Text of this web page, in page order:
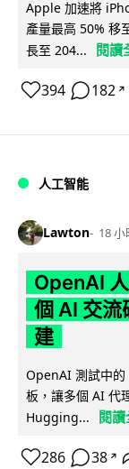
Apple 加速將
產量最高 50% 移
長至 204...
閱讀
394 182 ↗
人工智能
Lawton 18 小
OpenAI
個 AI 交流
建
OpenAI 測試中的
板，讓多個 AI 代
Hugging...
閱
286 38 ↗